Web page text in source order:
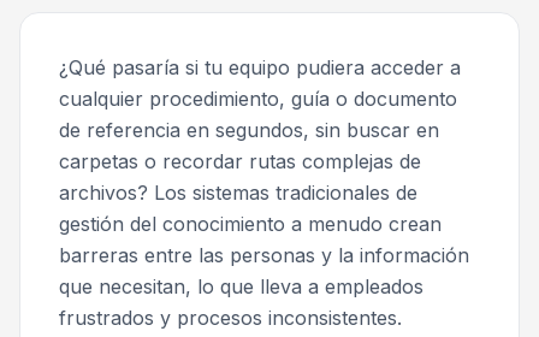
¿Qué pasaría si tu equipo pudiera acceder a
cualquier procedimiento, guía o documento
de referencia en segundos, sin buscar en
carpetas o recordar rutas complejas de
archivos? Los sistemas tradicionales de
gestión del conocimiento a menudo crean
barreras entre las personas y la información
que necesitan, lo que lleva a empleados
frustrados y procesos inconsistentes.